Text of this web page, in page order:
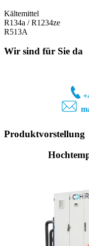
Kältemittel
R134a / R1234ze
R513A
Wir sind für Sie da
Produktvorstellung